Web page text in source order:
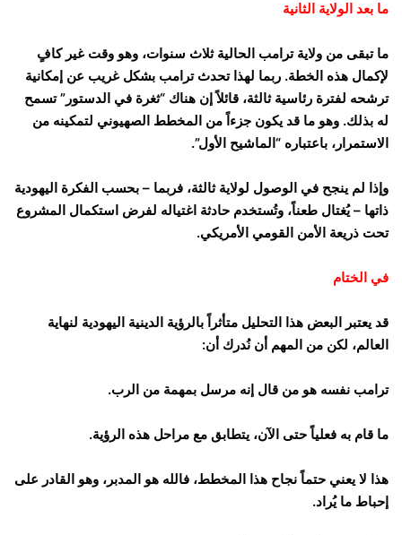
ما بعد الولاية الثانية
ما تبقى من ولاية ترامب الحالية ثلاث سنوات، وهو وقت غير كافٍ
لإكمال هذه الخطة. ربما لهذا تحدث ترامب بشكل غريب عن إمكانية
ترشحه لفترة رئاسية ثالثة، قائلاً إن هناك “ثغرة في الدستور” تسمح
له بذلك. وهو ما قد يكون جزءاً من المخطط الصهيوني لتمكينه من
الاستمرار، باعتباره “الماشيح الأول”.
وإذا لم ينجح في الوصول لولاية ثالثة، فربما – بحسب الفكرة اليهودية
ذاتها – يُغتال طعناً، وتُستخدم حادثة اغتياله لفرض استكمال المشروع
تحت ذريعة الأمن القومي الأمريكي.
في الختام
قد يعتبر البعض هذا التحليل متأثراً بالرؤية الدينية اليهودية لنهاية
العالم، لكن من المهم أن نُدرك أن:
ترامب نفسه هو من قال إنه مرسل بمهمة من الرب.
ما قام به فعلياً حتى الآن، يتطابق مع مراحل هذه الرؤية.
هذا لا يعني حتماً نجاح هذا المخطط، فالله هو المدبر، وهو القادر على
إحباط ما يُراد.